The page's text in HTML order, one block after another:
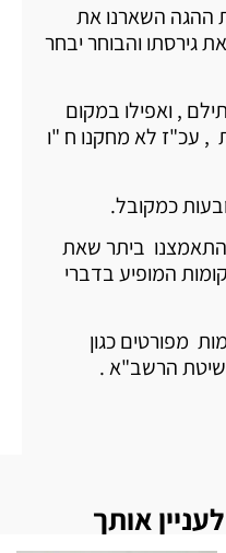
ההגה השארנו את
גירסתו והבוחר יבחר
, ואפילו במקום
, עכ"ז לא מחקנו ח "ו
כמקובל.
ביתר שאת
המופיע בדברי
מפורטים כגון
הרשב"א .
אותך